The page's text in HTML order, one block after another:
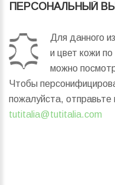
ПЕРСОНАЛЬНЫЙ
Для данного
и цвет кожи
можно
Чтобы
пожалуйста, отправьте
tutitalia@tutitalia.com